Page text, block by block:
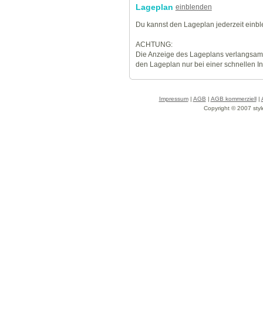
Lageplan einblenden
Du kannst den Lageplan jederzeit
ACHTUNG:
Die Anzeige des Lageplans
den Lageplan nur bei einer schnellen
Impressum| AGB | AGB kommerziell|
Copyright © 2007